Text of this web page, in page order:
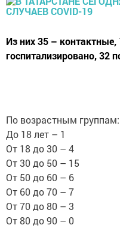
Из них 35 – контактные,
госпитализировано, 32
По возрастным группам:
До 18 лет – 1
От 18 до 30 – 4
От 30 до 50 – 15
От 50 до 60 – 6
От 60 до 70 – 7
От 70 до 80 – 3
От 80 до 90 – 0